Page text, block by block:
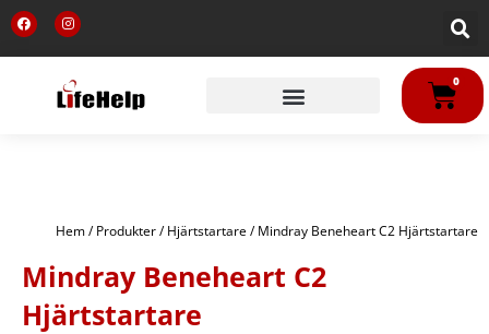
Hoppa
till
innehåll
F
a
c
e
I
n
s
t
g
r
a
0
Hem/Produkter/Hjärtstartare/ Mindray Beneheart C2 Hjärtstartare
Mindray Beneheart C2
Hjärtstartare